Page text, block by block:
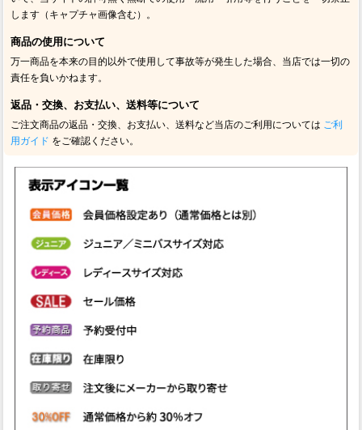
します（キャプチャ画像含む）。
商品の使用について
万一商品を本来の目的以外で使用して事故等が発生した場合、当店では一切の
責任を負いかねます。
返品・交換、お支払い、送料等について
ご注文商品の返品・交換、お支払い、送料など当店のご利用については ご利
用ガイド をご確認ください。